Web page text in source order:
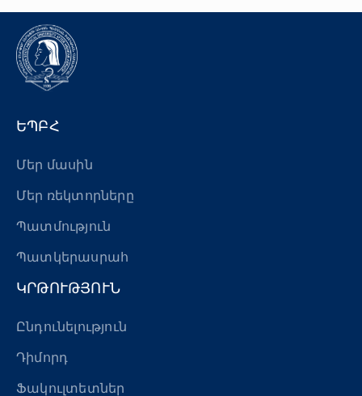
ԵՊԲՀ
Մեր մասին
Մեր ռեկտորները
Պատմություն
Պատկերասրահ
ԿՐԹՈՒԹՅՈՒՆ
Ընդունելություն
Դիմորդ
Ֆակուլտետներ